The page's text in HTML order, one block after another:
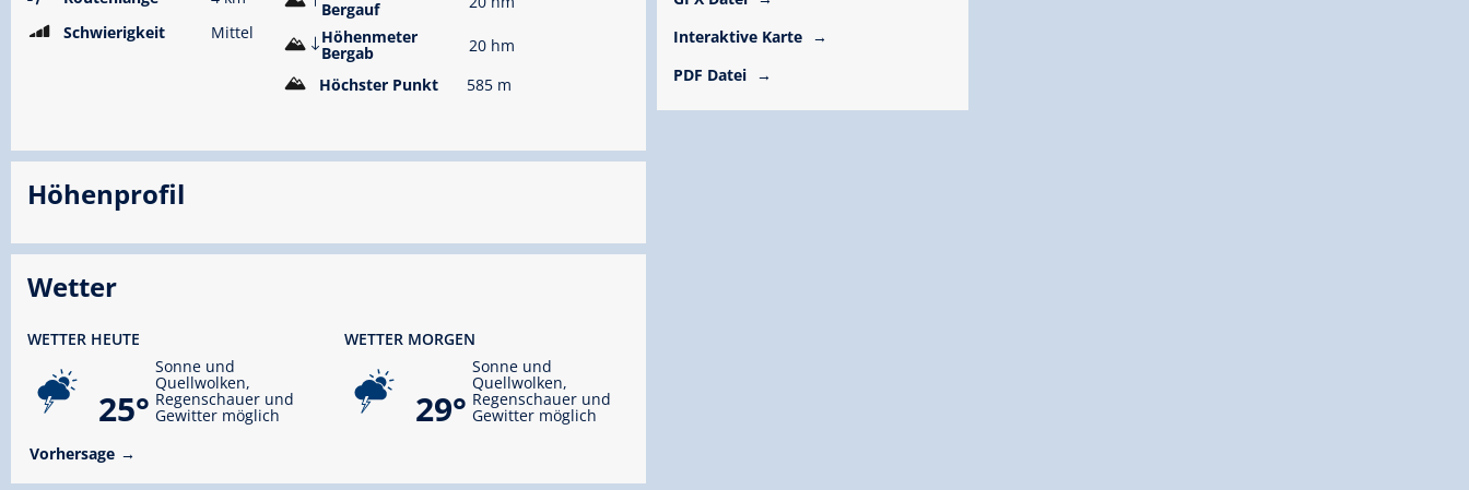
Schwierigkeit
Mittel
Bergauf
Höhenmeter
Bergab
20 hm
Höchster Punkt
585 m
Höhenprofil
Wetter
WETTER HEUTE
25°
Sonne und
Quellwolken,
Regenschauer und
Gewitter möglich
WETTER MORGEN
29°
Sonne und
Quellwolken,
Regenschauer und
Gewitter möglich
Vorhersage
Interaktive Karte
PDF Datei